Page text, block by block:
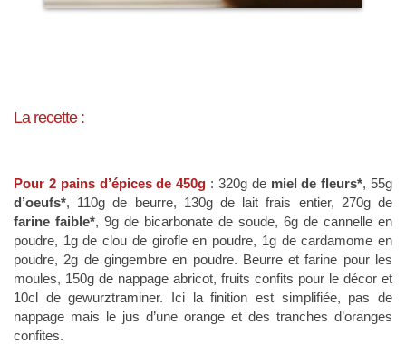
La recette :
Pour 2 pains d’épices de 450g : 320g de miel de fleurs*, 55g
d’oeufs*, 110g de beurre, 130g de lait frais entier, 270g de
farine faible*, 9g de bicarbonate de soude, 6g de cannelle en
poudre, 1g de clou de girofle en poudre, 1g de cardamome en
poudre, 2g de gingembre en poudre. Beurre et farine pour les
moules, 150g de nappage abricot, fruits confits pour le décor et
10cl de gewurztraminer. Ici la finition est simplifiée, pas de
nappage mais le jus d’une orange et des tranches d’oranges
confites.